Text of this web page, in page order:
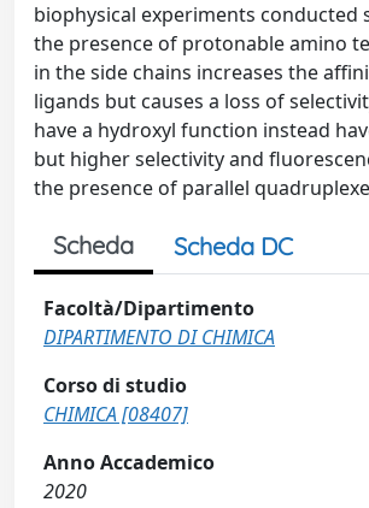
biophysical experiments conducted
the presence of protonable amino
in the side chains increases the
ligands but causes a loss of
have a hydroxyl function instead
but higher selectivity and
the presence of parallel
Scheda Scheda DC
Facoltà/Dipartimento
DIPARTIMENTO DI CHIMICA
Corso di studio
CHIMICA [08407]
Anno Accademico
2020